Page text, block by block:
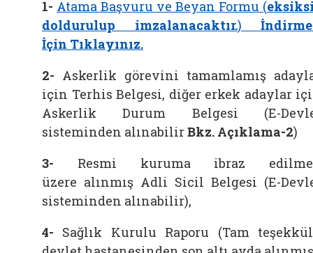
1- Atama Başvuru ve Beyan Formu (
doldurulup imzalanacaktır.)
İçin Tıklayınız.
2- Askerlik görevini tamamlamış
için Terhis Belgesi, diğer erkek adaylar
Askerlik Durum Belgesi (E-
sisteminden alınabilirBkz. Açıklama-2)
3-
Resmi kuruma ibraz
üzere alınmış Adli Sicil Belgesi (E-
sisteminden alınabilir),
4- Sağlık Kurulu Raporu (Tam